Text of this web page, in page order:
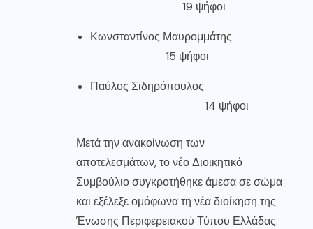
19 ψήφοι
Κωνσταντίνος Μαυρομμάτης
15 ψήφοι
Παύλος Σιδηρόπουλος
14 ψήφοι
Μετά την ανακοίνωση των
αποτελεσμάτων, το νέο Διοικητικό
Συμβούλιο συγκροτήθηκε άμεσα σε σώμα
και εξέλεξε ομόφωνα τη νέα διοίκηση της
Ένωσης Περιφερειακού Τύπου Ελλάδας.